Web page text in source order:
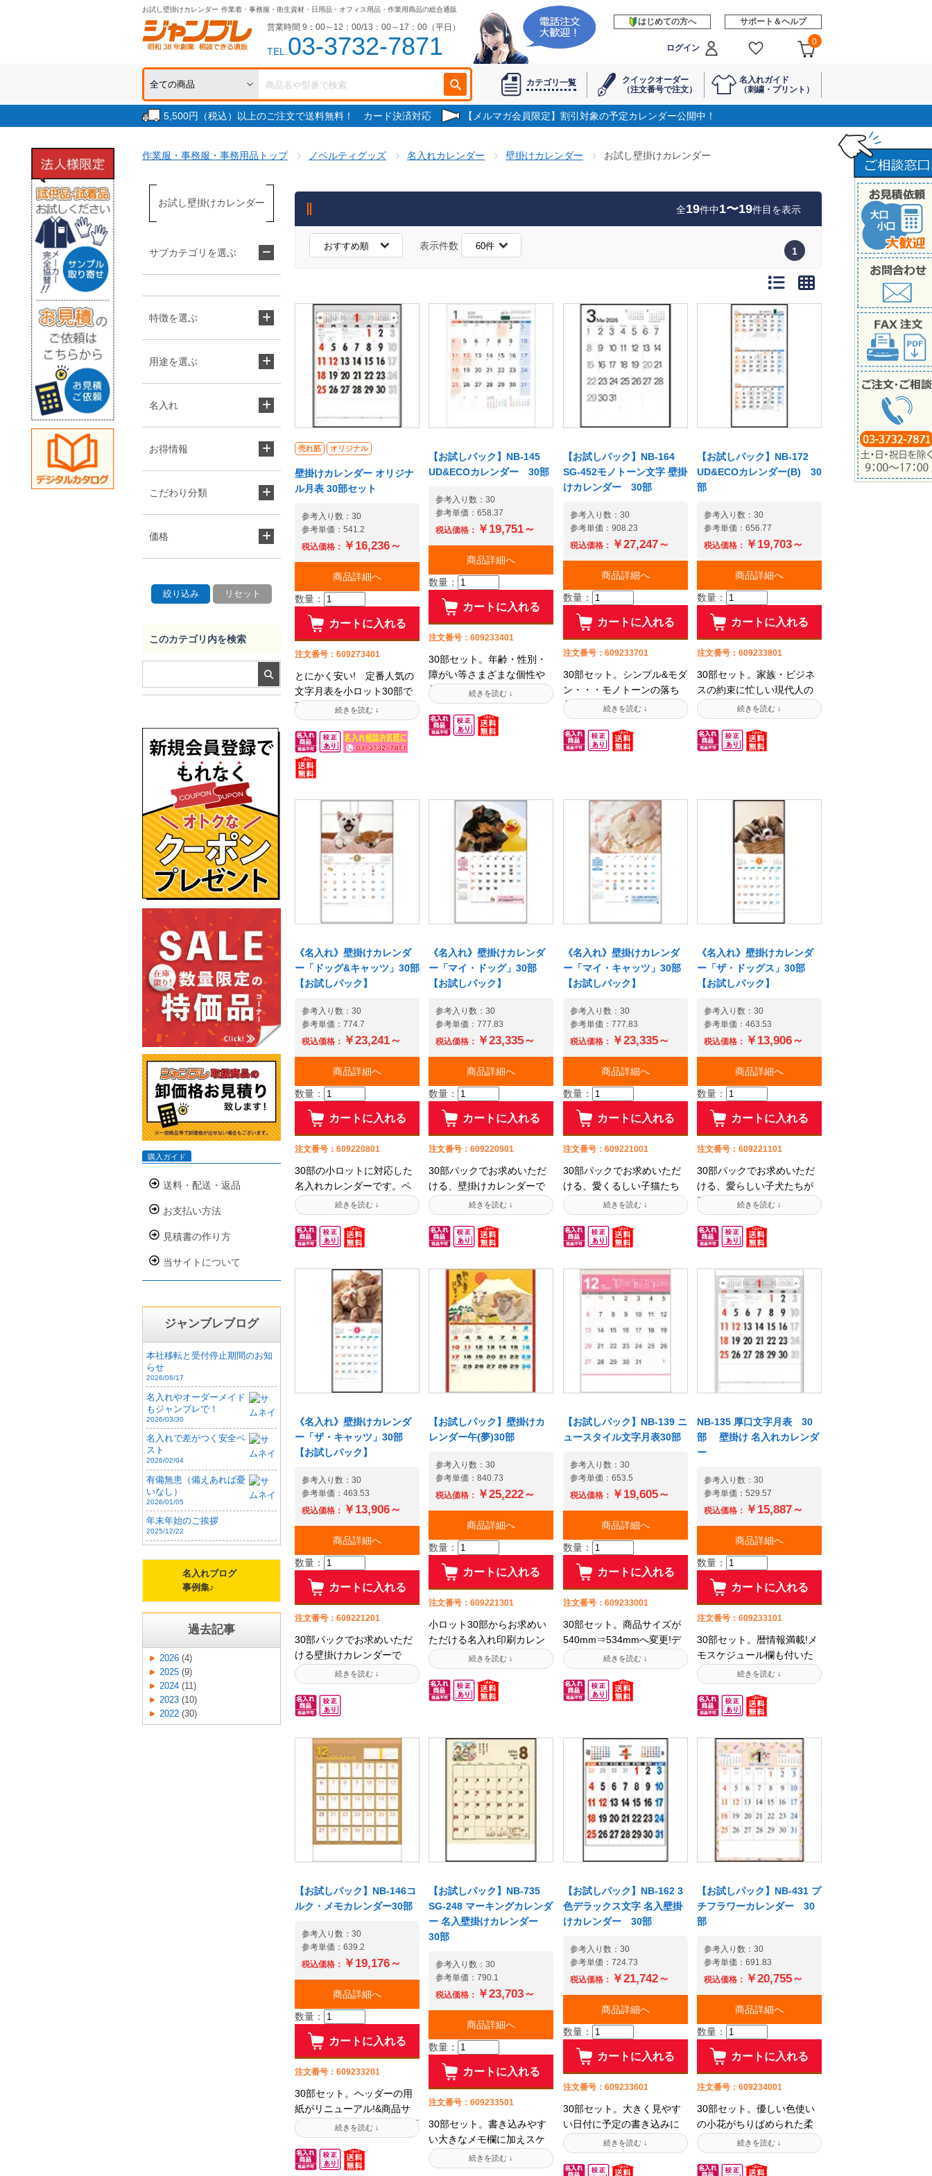
お試し壁掛けカレンダー 作業着・事務服・衛生資材・日用品・オフィス用品・作業用商品の総合通販
営業時間 9：00～12：00/13：00～17：00（平日）
TEL.03-3732-7871
はじめての方へ サポート＆ヘルプ
ログイン
0
カテゴリ一覧
クイックオーダー
（注文番号で注文）
名入れガイド
（刺繍・プリント）
5,500円（税込）以上のご注文で送料無料！ カード決済対応 【メルマガ会員限定】割引対象の予定カレンダー公開中！
作業服・事務服・事務用品トップ ノベルティグッズ 名入れカレンダー 壁掛けカレンダー お試し壁掛けカレンダー
全19件中1〜19件目を表示
表示件数 1
売れ筋 オリジナル
壁掛けカレンダー オリジナ
ル月表 30部セット
参考入り数：30
参考単価：541.2
税込価格： ￥16,236～
商品詳細へ
数量：
カートに入れる
注文番号：609273401
とにかく安い! 定番人気の
文字月表を小ロット30部で
販売!価格を抑えた当社のオ
リジナルカレンダーを「多
くはいらない、もっと少量
で買いたい」というお客様
の声にお応えして30部セッ
部以上1部単位で購入できる
通常版はこちらです金具を
使わない「紙製本」でゴミ
分別が不要、環境にもやさ
しい最もポピュラーなカレ
ンダー。イラストなしの文
字のみタイプ。スケジュー
ル・予定等の詳細の書き込
みも可能。一番使われるシ
部分が目に入りやすい位置
でしっかり貴社をPR。
※2024年度版より表紙裏面
た。 【名入れ指示が苦手な
方は専用注文用紙を下記か
らダウンロードしてご利用
頂けます】出力してご記入
の上、FAXまたはスキャンデ
ータをメールにてお送り下
さい。【法人様限定】予
算・用途に合わせてご提案
致します■この商品の関連/コ
ーディネイト商品を見る
▶諦めるのはまだ早い! 在
庫と納期のお問い合わせ大
歓迎!他店で販売終了となっ
てしまったカレンダーの在
庫もまずはお問い合わせく
ださい! カレンダー通販50
と、培った仕入網や強みを
生かしてお客様の製品調達
をお手伝い致します。■すぐ
につながるお電話は03-
3732-7871(平日9:00～
12:00/13:00～17:00)■メー
ルでのご相談は
info@jamble.co.jpシーン別
におすすめの壁掛けカレン
【お試しパック】NB-145
UD&ECOカレンダー 30部
参考入り数：30
参考単価：658.37
税込価格： ￥19,751～
商品詳細へ
数量：
カートに入れる
注文番号：609233401
30部セット。年齢・性別・
障がい等さまざまな個性や
能力に関わらず全てのひと
が快適に利用できるデザイ
ンに仕上げました。環境に
配慮された紙やインキを使
体制であることを証明する
FSC認証を得たエコロジー
なカレンダー。広いメモス
ペースつきで作業現場や事
務用として活躍します。
VEGETABLA OIL INK・
EFC。※こちらの商品は50
部以上1部からお求めいただ
ける商品もご用意しており
な方は専用注文用紙を下記
からダウンロードしてご利
用頂けます】出力してご記
データをメールにてお送り
下さい。【法人様限定】予
算・用途に合わせてご提案
致します諦めるのはまだ早
い! 在庫と納期のお問い合
わせ大歓迎!他店で販売終了
となってしまったカレンダ
ーの在庫もまずはお問い合
わせください! カレンダー
通販50年以上の信頼と実績
のもと、培った仕入網や強
みを生かしてお客様の製品
調達をお手伝い致します。■
すぐにつながるお電話は03-
3732-7872(平日9:00～
17:00)■メールでのご相談は
におすすめの壁掛けカレン
ダーを選抜して紹介中です!
【お試しパック】NB-164
SG-452モノトーン文字 壁掛
けカレンダー 30部
参考入り数：30
参考単価：908.23
税込価格： ￥27,247～
商品詳細へ
数量：
カートに入れる
注文番号：609233701
30部セット。シンプル&モダ
ン・・・モノトーンの落ち
着いた配色でメモ欄も充
実。前後月も入り大変便利!
六曜・主要行事入りです。
※こちらの商品は50部以上1
【名入れ指示が苦手な方は
専用注文用紙を下記からダ
ウンロードしてご利用頂け
ます】出力してご記入の
上、FAXまたはスキャンデー
タをメールにてお送り下さ
い。【法人様限定】予算・
用途に合わせてご提案致し
ます諦めるのはまだ早い!
大歓迎!他店で販売終了とな
ってしまったカレンダーの
在庫もまずはお問い合わせ
50年以上の信頼と実績のも
と、培った仕入網や強みを
生かしてお客様の製品調達
をお手伝い致します。■すぐ
につながるお電話は03-
3732-7872(平日9:00～
17:00)■メールでのご相談は
info@jamble.co.jpシーン別
におすすめの壁掛けカレン
ダーを選抜して紹介中です!
【お試しパック】NB-172
UD&ECOカレンダー(B) 30
部
参考入り数：30
参考単価：656.77
税込価格： ￥19,703～
商品詳細へ
数量：
カートに入れる
注文番号：609233801
30部セット。家族・ビジネ
スの約束に忙しい現代人の
スケジュール管理には3ヶ月
カレンダーが最適です。一
度使えば必ずその便利さを
実感していただけます。
以上1部からお求めいただけ
す。【名入れ指示が苦手な
方は専用注文用紙を下記か
らダウンロードしてご利用
頂けます】出力してご記入
の上、FAXまたはスキャンデ
ータをメールにてお送り下
致します諦めるのはまだ早
い! 在庫と納期のお問い合
わせ大歓迎!他店で販売終了
ーの在庫もまずはお問い合
わせください! カレンダー
通販50年以上の信頼と実績
のもと、培った仕入網や強
みを生かしてお客様の製品
調達をお手伝い致します。■
すぐにつながるお電話は03-
3732-7872(平日9:00～
17:00)■メールでのご相談は
info@jamble.co.jpシーン別
におすすめの壁掛けカレン
ダーを選抜して紹介中です!
《名入れ》壁掛けカレンダ
ー「ドッグ&キャッツ」30部
【お試しパック】
参考入り数：30
参考単価：774.7
税込価格： ￥23,241～
商品詳細へ
数量：
カートに入れる
注文番号：609220801
30部の小ロットに対応した
名入れカレンダーです。ペ
ット好きにはたまらない、
キュートな子猫や可愛いワ
ンちゃんの姿を交互に楽し
める欲張りカレンダー。中
レンダー。配るときも省ス
ペース。少量での配布でも
社名印刷が出来る名入れの
壁掛けカレンダーです。
【名入れ指示が苦手な方は
専用注文用紙を下記からダ
ウンロードしてご利用頂け
タをメールにてお送り下さ
い。【法人様限定】予算・
用途に合わせてご提案致し
ます諦めるのはまだ早い!
在庫と納期のお問い合わせ
大歓迎!他店で販売終了とな
ってしまったカレンダーの
ください! カレンダー通販
50年以上の信頼と実績のも
と、培った仕入網や強みを
生かしてお客様の製品調達
をお手伝い致します。■すぐ
につながるお電話は03-
17:00)■メールでのご相談は
info@jamble.co.jpシーン別
におすすめの壁掛けカレン
《名入れ》壁掛けカレンダ
ー「マイ・ドッグ」30部
【お試しパック】
参考入り数：30
参考単価：777.83
税込価格： ￥23,335～
商品詳細へ
数量：
カートに入れる
注文番号：609220901
30部パックでお求めいただ
ける、壁掛けカレンダーで
す。子犬たちの活き活きし
た姿が元気をくれます。中
綴じ仕様のコンパクトなカ
レンダー。配るときも省ス
社名印刷が出来る名入れカ
レンダーです。【名入れ指
示が苦手な方は専用注文用
紙を下記からダウンロード
してご利用頂けます】出力
してご記入の上、FAXまたは
スキャンデータをメールに
てご提案致します諦めるの
はまだ早い! 在庫と納期の
お問い合わせ大歓迎!他店で
販売終了となってしまった
カレンダーの在庫もまずは
お問い合わせください! カ
頼と実績のもと、培った仕
入網や強みを生かしてお客
様の製品調達をお手伝い致
します。■すぐにつながるお
電話は03-3732-7872(平日
9:00～17:00)■メールでのご
ーン別におすすめの壁掛け
カレンダーを選抜して紹介
中です!
《名入れ》壁掛けカレンダ
ー「マイ・キャッツ」30部
【お試しパック】
参考入り数：30
参考単価：777.83
税込価格： ￥23,335～
商品詳細へ
数量：
カートに入れる
注文番号：609221001
30部パックでお求めいただ
ける、愛くるしい子猫たち
の写真たっぷりの壁掛けカ
レンダーです。中綴じ仕様
のコンパクトなカレンダ
ー。配るときも省スペー
印刷が出来る名入れカレン
ダーです。【名入れ指示が
ャンデータをメールにてお
ご提案致します諦めるのは
まだ早い! 在庫と納期のお
問い合わせ大歓迎!他店で販
売終了となってしまったカ
レンダーの在庫もまずはお
問い合わせください! カレ
と実績のもと、培った仕入
網や強みを生かしてお客様
の製品調達をお手伝い致し
ます。■すぐにつながるお電
話は03-3732-7872(平日9:00
～17:00)■メールでのご相談
別におすすめの壁掛けカレ
ンダーを選抜して紹介中で
す!
《名入れ》壁掛けカレンダ
ー「ザ・ドッグス」30部
【お試しパック】
参考入り数：30
参考単価：463.53
税込価格： ￥13,906～
商品詳細へ
数量：
カートに入れる
注文番号：609221101
30部パックでお求めいただ
ける、愛らしい子犬たちが
躍動する壁掛けカレンダー
です。中綴じ仕様のコンパ
クトなカレンダー。配ると
きも省スペース。少量での
名入れカレンダーです。
【名入れ指示が苦手な方は
専用注文用紙を下記からダ
ウンロードしてご利用頂け
ます】出力してご記入の
上、FAXまたはスキャンデー
い。【法人様限定】予算・
ます諦めるのはまだ早い!
在庫と納期のお問い合わせ
大歓迎!他店で販売終了とな
在庫もまずはお問い合わせ
ください! カレンダー通販
50年以上の信頼と実績のも
生かしてお客様の製品調達
をお手伝い致します。■すぐ
につながるお電話は03-
3732-7872(平日9:00～
17:00)■メールでのご相談は
info@jamble.co.jpシーン別
ダーを選抜して紹介中です!
《名入れ》壁掛けカレンダ
ー「ザ・キャッツ」30部
【お試しパック】
参考入り数：30
参考単価：463.53
税込価格： ￥13,906～
商品詳細へ
数量：
カートに入れる
注文番号：609221201
30部パックでお求めいただ
ける壁掛けカレンダーで
す。かわいい子猫の何気な
い仕草を切り取った写真が
見る人の心を癒してくれま
す。中綴じ仕様のコンパク
も省スペース。少量での配
布でも社名印刷が出来る名
入れカレンダーです。【名
入れ指示が苦手な方は専用
注文用紙を下記からダウン
ロードしてご利用頂けま
す】出力してご記入の上、
【法人様限定】予算・用途
に合わせてご提案致します
諦めるのはまだ早い! 在庫
と納期のお問い合わせ大歓
迎!他店で販売終了となって
しまったカレンダーの在庫
さい! カレンダー通販50年
以上の信頼と実績のもと、
培った仕入網や強みを生か
してお客様の製品調達をお
手伝い致します。■すぐにつ
ながるお電話は03-3732-
ールでのご相談は
info@jamble.co.jpシーン別
におすすめの壁掛けカレン
【お試しパック】壁掛けカ
レンダー午(夢)30部
参考入り数：30
参考単価：840.73
税込価格： ￥25,222～
商品詳細へ
数量：
カートに入れる
注文番号：609221301
小ロット30部からお求めい
ただける名入れ印刷カレン
ダー!2026年(令和8年)の干支
である午と夢をテーマに、
水墨作家・岡本肇が描く可
愛らしいイラストが毎月描
苦手な方は専用注文用紙を
下記からダウンロードして
ご利用頂けます】出力して
ご記入の上、FAXまたはスキ
ャンデータをメールにてお
送り下さい。【法人様限
定】予算・用途に合わせて
問い合わせ大歓迎!他店で販
売終了となってしまったカ
レンダーの在庫もまずはお
問い合わせください! カレ
ンダー通販50年以上の信頼
と実績のもと、培った仕入
網や強みを生かしてお客様
の製品調達をお手伝い致し
話は03-3732-7872(平日9:00
～17:00)■メールでのご相談
はinfo@jamble.co.jpシーン
別におすすめの壁掛けカレ
ンダーを選抜して紹介中で
す!
【お試しパック】NB-139 ニ
ュースタイル文字月表30部
参考入り数：30
参考単価：653.5
税込価格： ￥19,605～
商品詳細へ
数量：
カートに入れる
注文番号：609233001
30部セット。商品サイズが
540mm⇒534mmへ変更!デ
ザイン性に優れておりメモ
欄も充実。前月はもちろん
後月2ヶ月分のデザインによ
り機能面も充実していま
しくなります。VEGETABLA
OIL INK・EFC。※こちらの
商品は50部以上1部からお求
めいただける商品もご用意
しております。【名入れ指
示が苦手な方は専用注文用
紙を下記からダウンロード
スキャンデータをメールに
てお送り下さい。【法人様
限定】予算・用途に合わせ
てご提案致します諦めるの
はまだ早い! 在庫と納期の
お問い合わせ大歓迎!他店で
販売終了となってしまった
お問い合わせください! カ
レンダー通販50年以上の信
頼と実績のもと、培った仕
入網や強みを生かしてお客
様の製品調達をお手伝い致
します。■すぐにつながるお
9:00～17:00)■メールでのご
相談はinfo@jamble.co.jpシ
ーン別におすすめの壁掛け
NB-135 厚口文字月表 30
部 壁掛け 名入れカレンダ
ー
参考入り数：30
参考単価：529.57
税込価格： ￥15,887～
商品詳細へ
数量：
カートに入れる
注文番号：609233101
30部セット。暦情報満載!メ
モスケジュール欄も付いた
大定番カレンダー。見やす
い日付と広いメモスペース
更に下段には1ヶ月の予定が
が一目でわかるスケージュ
暦・九星・六曜・六十干
支・二十四節気・健康メ
モ・日本の行事・農事暦ま
で情報満載の実用を追求し
たカレンダーです。表紙裏
面に晴雨表付。表紙は変わ
りますが当社オリジナル文
字月表と同じ価格でお求め
ダー!!VEGETABLA OIL
INK・EFC。50部以上1冊か
らお求めいただける商品も
ご用意しております。【名
入れ指示が苦手な方は専用
注文用紙を下記からダウン
ロードしてご利用頂けま
FAXまたはスキャンデータを
メールにてお送り下さい。
※1セット30部入りのセット
販売となっていますので部
数の変更はできません。
【法人様限定】予算・用途
諦めるのはまだ早い! 在庫
と納期のお問い合わせ大歓
迎!他店で販売終了となって
【お試しパック】NB-146コ
ルク・メモカレンダー30部
参考入り数：30
参考単価：639.2
税込価格： ￥19,176～
商品詳細へ
数量：
カートに入れる
注文番号：609233201
30部セット。ヘッダーの用
紙がリニューアル!&商品サ
イズが540mm⇒534mmへ変
更!裏面いっぱいに広がるコ
ルクのイメージが部屋の雰
囲気をナチュラルに演出し
【お試しパック】NB-735
SG-248 マーキングカレンダ
ー 名入壁掛けカレンダー
30部
参考入り数：30
参考単価：790.1
税込価格： ￥23,703～
商品詳細へ
数量：
カートに入れる
注文番号：609233501
30部セット。書き込みやす
い大きなメモ欄に加えスケ
ジュールシールが付属し、
予定管理が分かりやすい定
【お試しパック】NB-162 3
色デラックス文字 名入壁掛
けカレンダー 30部
参考入り数：30
参考単価：724.73
税込価格： ￥21,742～
商品詳細へ
数量：
カートに入れる
注文番号：609233601
30部セット。大きく見やす
い日付に予定の書き込みに
も便利な広いメモスペー
ス。3色刷りで家庭でもオフ
ィスでも更に使いやすくな
【お試しパック】NB-431 プ
チフラワーカレンダー 30
部
参考入り数：30
参考単価：691.83
税込価格： ￥20,755～
商品詳細へ
数量：
カートに入れる
注文番号：609234001
30部セット。優しい色使い
の小花がちりばめられた柔
らかな雰囲気。パステル調
のやさしい色使い。散りば
められた小花1つ1つが部屋
お試し壁掛けカレンダー
サブカテゴリを選ぶ
特徴を選ぶ
用途を選ぶ
名入れ
お得情報
こだわり分類
価格
このカテゴリ内を検索
購入ガイド
送料・配送・返品
お支払い方法
見積書の作り方
当サイトについて
ジャンブレブログ
本社移転と受付停止期間のお知
らせ
2026/06/17
名入れやオーダーメイド
もジャンブレで！
2026/03/30
名入れで差がつく安全ベ
スト
2026/02/04
有備無患（備えあれば憂
いなし）
2026/01/05
年末年始のご挨拶
2025/12/22
名入れブログ
事例集♪
過去記事
2026 (4)
2025 (9)
2024 (11)
2023 (10)
2022 (30)